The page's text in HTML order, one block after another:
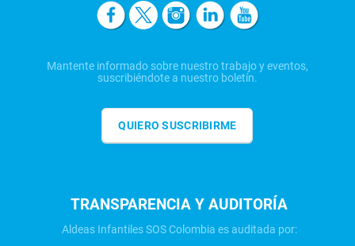
Mantente informado sobre nuestro trabajo y eventos,
suscribiéndote a nuestro boletín.
QUIERO SUSCRIBIRME
TRANSPARENCIA Y AUDITORÍA
Aldeas Infantiles SOS Colombia es auditada por: